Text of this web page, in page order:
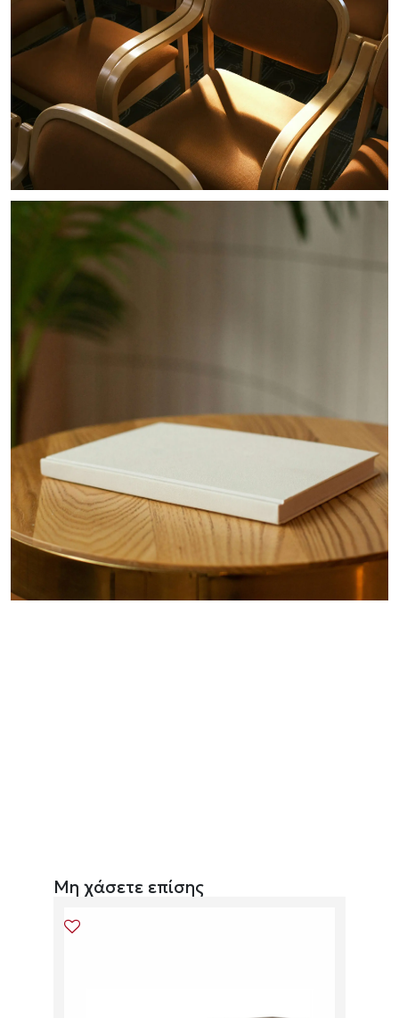
Μη χάσετε επίσης